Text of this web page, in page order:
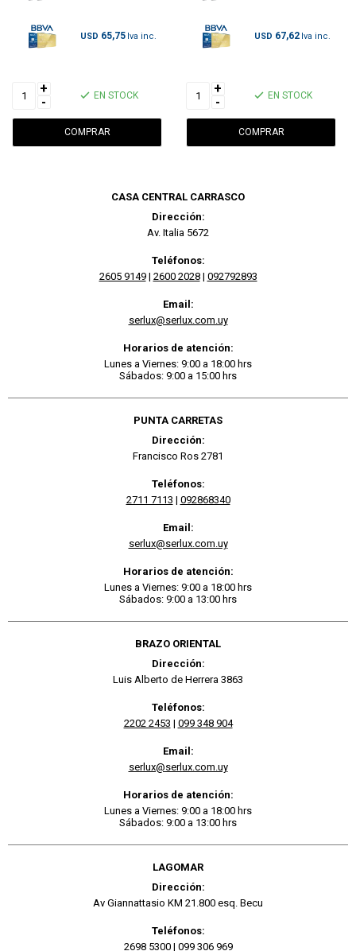
USD 65,75
+
-
EN STOCK
USD 67,62
+
-
EN STOCK
CASA CENTRAL CARRASCO
Dirección:
Av. Italia 5672
Teléfonos:
2605 9149| 2600 2028| 092792893
Email:
serlux@serlux.com.uy
Horarios de atención:
Lunes a Viernes: 9:00 a 18:00 hrs
Sábados: 9:00 a 15:00 hrs
PUNTA CARRETAS
Dirección:
Francisco Ros 2781
Teléfonos:
2711 7113 | 092868340
Email:
serlux@serlux.com.uy
Horarios de atención:
Lunes a Viernes: 9:00 a 18:00 hrs
Sábados: 9:00 a 13:00 hrs
BRAZO ORIENTAL
Dirección:
Luis Alberto de Herrera 3863
Teléfonos:
2202 2453 | 099 348 904
Email:
serlux@serlux.com.uy
Horarios de atención:
Lunes a Viernes: 9:00 a 18:00 hrs
Sábados: 9:00 a 13:00 hrs
LAGOMAR
Dirección:
Av Giannattasio KM 21.800 esq. Becu
Teléfonos:
2698 5300| 099 306 969